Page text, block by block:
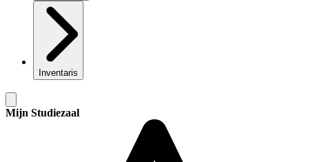
Inventaris
Mijn Studiezaal